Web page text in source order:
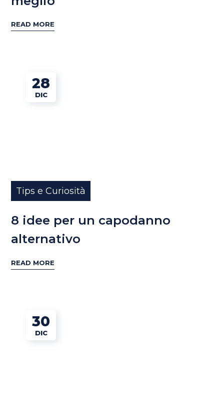
READ MORE
28
DIC
Tips e Curiosità
8 idee per un capodanno
alternativo
READ MORE
30
DIC